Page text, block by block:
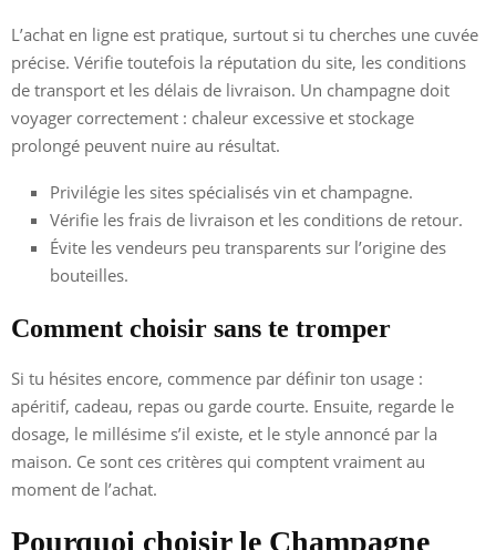
L’achat en ligne est pratique, surtout si tu cherches une cuvée
précise. Vérifie toutefois la réputation du site, les conditions
de transport et les délais de livraison. Un champagne doit
voyager correctement : chaleur excessive et stockage
prolongé peuvent nuire au résultat.
Privilégie les sites spécialisés vin et champagne.
Vérifie les frais de livraison et les conditions de retour.
Évite les vendeurs peu transparents sur l’origine des
bouteilles.
Comment choisir sans te tromper
Si tu hésites encore, commence par définir ton usage :
apéritif, cadeau, repas ou garde courte. Ensuite, regarde le
dosage, le millésime s’il existe, et le style annoncé par la
maison. Ce sont ces critères qui comptent vraiment au
moment de l’achat.
Pourquoi choisir le Champagne